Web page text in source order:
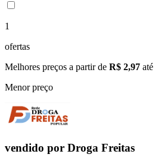
1
ofertas
Melhores preços a partir de R$ 2,97 até
Menor preço
vendido por Droga Freitas